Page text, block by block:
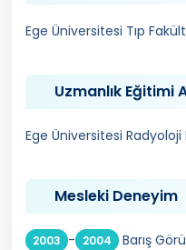
Ege Üniversitesi Tıp
Uzmanlık Eğitimi
Ege Üniversitesi
Mesleki Deneyim
2003 - 2004 Barış